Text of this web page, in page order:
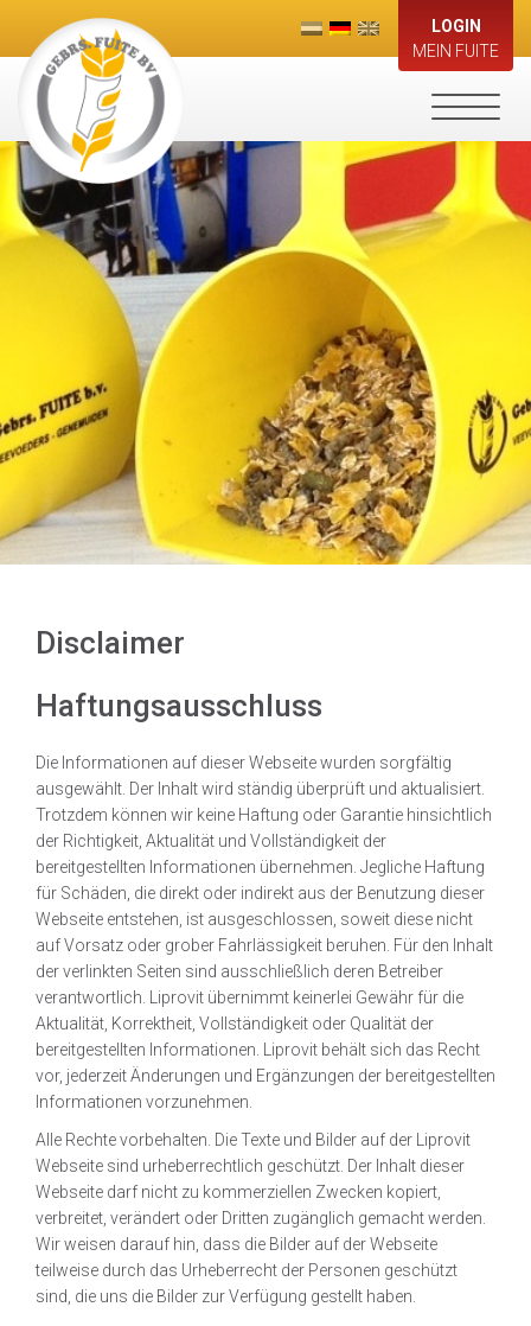
LOGIN
MEIN FUITE
Toggle
Disclaimer
Haftungsausschluss
Die Informationen auf dieser Webseite wurden sorgfältig
ausgewählt. Der Inhalt wird ständig überprüft und aktualisiert.
Trotzdem können wir keine Haftung oder Garantie hinsichtlich
der Richtigkeit, Aktualität und Vollständigkeit der
bereitgestellten Informationen übernehmen. Jegliche Haftung
für Schäden, die direkt oder indirekt aus der Benutzung dieser
Webseite entstehen, ist ausgeschlossen, soweit diese nicht
auf Vorsatz oder grober Fahrlässigkeit beruhen. Für den Inhalt
der verlinkten Seiten sind ausschließlich deren Betreiber
verantwortlich. Liprovit übernimmt keinerlei Gewähr für die
Aktualität, Korrektheit, Vollständigkeit oder Qualität der
bereitgestellten Informationen. Liprovit behält sich das Recht
vor, jederzeit Änderungen und Ergänzungen der bereitgestellten
Informationen vorzunehmen.
Alle Rechte vorbehalten. Die Texte und Bilder auf der Liprovit
Webseite sind urheberrechtlich geschützt. Der Inhalt dieser
Webseite darf nicht zu kommerziellen Zwecken kopiert,
verbreitet, verändert oder Dritten zugänglich gemacht werden.
Wir weisen darauf hin, dass die Bilder auf der Webseite
teilweise durch das Urheberrecht der Personen geschützt
sind, die uns die Bilder zur Verfügung gestellt haben.